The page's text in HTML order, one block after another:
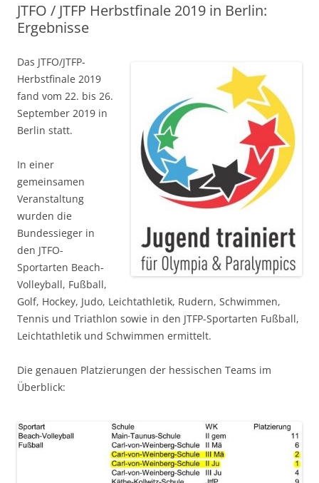
JTFO / JTFP Herbstfinale 2019 in Berlin:
Ergebnisse
Das JTFO/JTFP-
Herbstfinale 2019
fand vom 22. bis 26.
September 2019 in
Berlin statt.
In einer
gemeinsamen
Veranstaltung
wurden die
Bundessieger in
den JTFO-
Sportarten Beach-
Volleyball, Fußball,
Golf, Hockey, Judo, Leichtathletik, Rudern, Schwimmen,
Tennis und Triathlon sowie in den JTFP-Sportarten Fußball,
Leichtathletik und Schwimmen ermittelt.
Die genauen Platzierungen der hessischen Teams im
Überblick: